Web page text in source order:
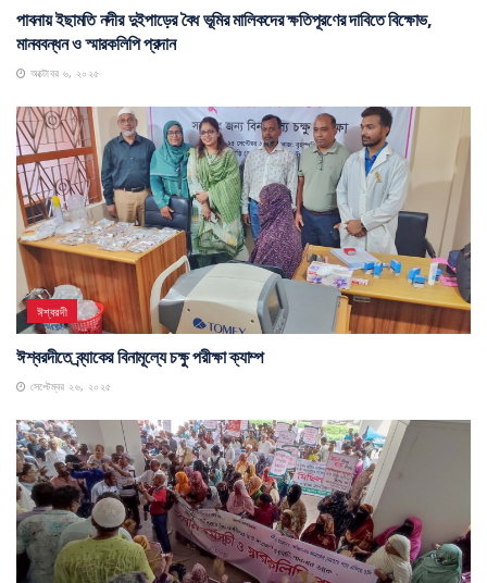
পাবনায় ইছামতি নদীর দুইপাড়ের বৈধ ভূমির মালিকদের ক্ষতিপূরণের দাবিতে বিক্ষোভ,
মানববন্ধন ও স্মারকলিপি প্রদান
অক্টোবর ৬, ২০২৫
ঈশ্বরদী
ঈশ্বরদীতে ব্র্যাকের বিনামূল্যে চক্ষু পরীক্ষা ক্যাম্প
সেপ্টেম্বর ২৬, ২০২৫